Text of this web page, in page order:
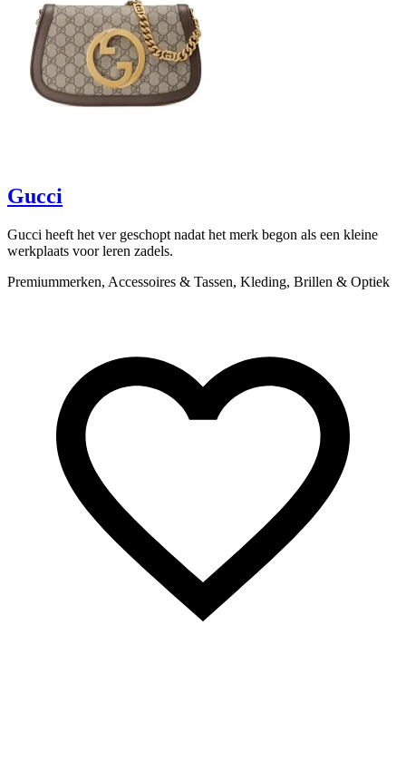
Gucci
Gucci heeft het ver geschopt nadat het merk begon als een kleine
werkplaats voor leren zadels.
Premiummerken, Accessoires & Tassen, Kleding, Brillen & Optiek